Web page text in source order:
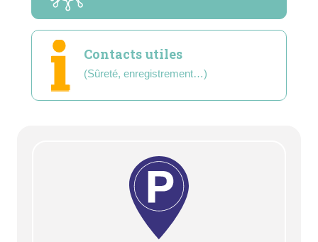
Contacts utiles
(Sûreté, enregistrement…)